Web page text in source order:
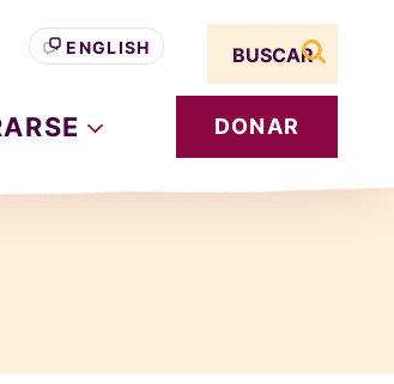
DONAR
ENGLISH
Search term
buscar